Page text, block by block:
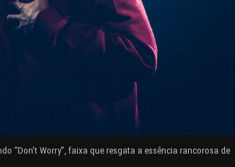
“Don’t Worry”, faixa que resgata a essência rancorosa de